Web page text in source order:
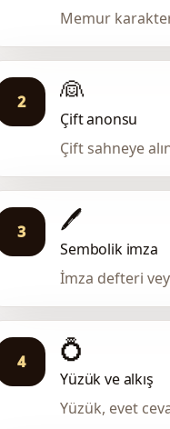
Memur
2 👰
Çift anonsu
Çift sahneye
3 🖊️
Sembolik imza
İmza defteri
4 💍
Yüzük ve alkış
Yüzük, evet